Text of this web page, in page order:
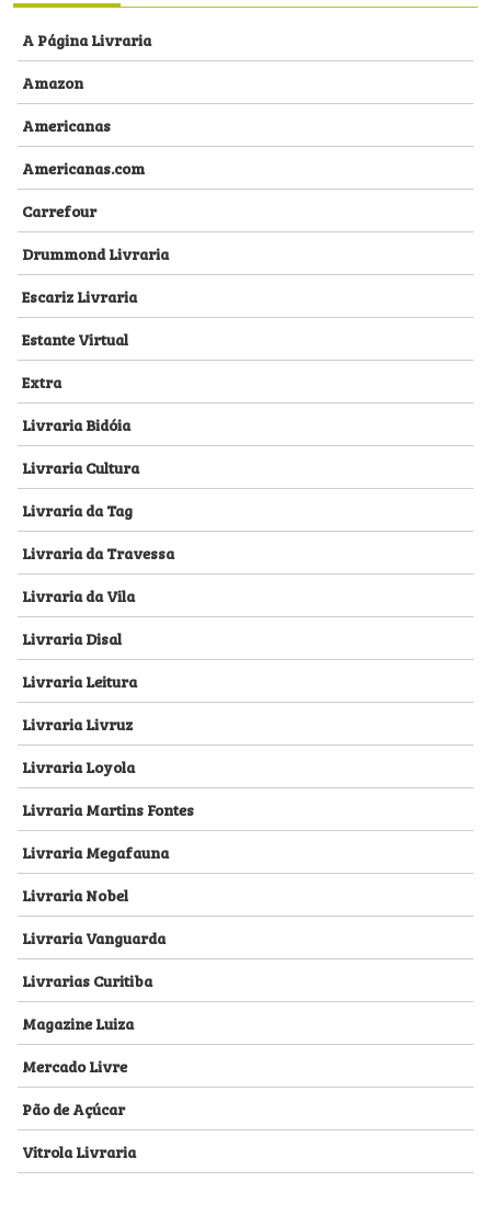
A Página Livraria
Amazon
Americanas
Americanas.com
Carrefour
Drummond Livraria
Escariz Livraria
Estante Virtual
Extra
Livraria Bidóia
Livraria Cultura
Livraria da Tag
Livraria da Travessa
Livraria da Vila
Livraria Disal
Livraria Leitura
Livraria Livruz
Livraria Loyola
Livraria Martins Fontes
Livraria Megafauna
Livraria Nobel
Livraria Vanguarda
Livrarias Curitiba
Magazine Luiza
Mercado Livre
Pão de Açúcar
Vitrola Livraria